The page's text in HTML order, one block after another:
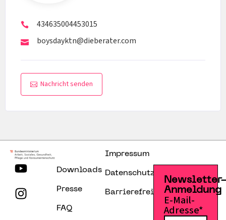
434635004453015
boysdayktn@dieberater.com
Nachricht senden
Downloads
Presse
FAQ
Impressum
Datenschutzerklärung
Barrierefreiheitserklärung
Anmeldung
E-Mail-
Adresse*